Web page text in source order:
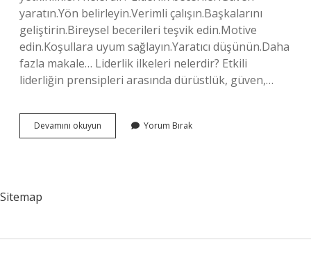
yaratın.Yön belirleyin.Verimli çalışın.Başkalarını
geliştirin.Bireysel becerileri teşvik edin.Motive
edin.Koşullara uyum sağlayın.Yaratıcı düşünün.Daha
fazla makale… Liderlik ilkeleri nelerdir? Etkili
liderliğin prensipleri arasında dürüstlük, güven,…
Devamını okuyun
Becerileri
Yorum Bırak
Sitemap